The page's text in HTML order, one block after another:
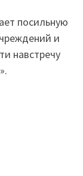
посильную
и
навстречу